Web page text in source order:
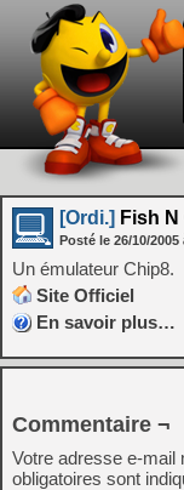
[Ordi.] Fish
Posté le 26/10/2005
Un émulateur Chip8.
Site Officiel
En savoir plus…
Commentaire ¬
Votre adresse e-mail
obligatoires sont